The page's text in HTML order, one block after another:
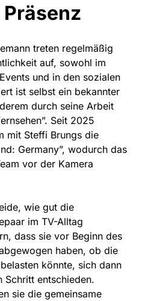
treten regelmäßig
auf, sowohl im
und in den sozialen
ist selbst ein bekannter
durch seine Arbeit
Seit 2025
mit Steffi Brungs die
Germany”, wodurch das
vor der Kamera
wie gut die
im TV-Alltag
dass sie vor Beginn des
haben, ob die
könnte, sich dann
Schritt entschieden.
sie die gemeinsame